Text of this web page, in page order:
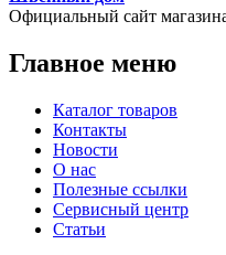
Официальный сайт
Главное меню
Каталог товаров
Контакты
Новости
О нас
Полезные ссылки
Сервисный центр
Статьи